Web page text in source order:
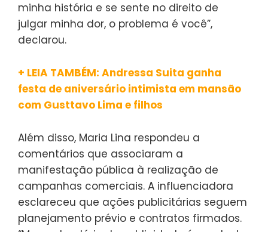
minha história e se sente no direito de
julgar minha dor, o problema é você”,
declarou.
+ LEIA TAMBÉM: Andressa Suita ganha
festa de aniversário intimista em mansão
com Gusttavo Lima e filhos
Além disso, Maria Lina respondeu a
comentários que associaram a
manifestação pública à realização de
campanhas comerciais. A influenciadora
esclareceu que ações publicitárias seguem
planejamento prévio e contratos firmados.